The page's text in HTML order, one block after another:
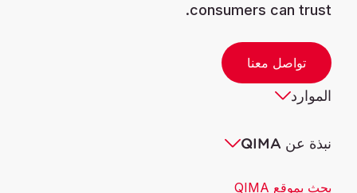
consumers can trust.
تواصل معنا
الموارد
نبذة عن QIMA
بحث بموقع QIMA